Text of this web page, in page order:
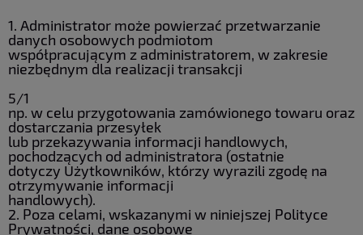
1. Administrator może powierzać przetwarzanie
danych osobowych podmiotom
współpracującym z administratorem, w zakresie
niezbędnym dla realizacji transakcji
5/1
np. w celu przygotowania zamówionego towaru oraz
dostarczania przesyłek
lub przekazywania informacji handlowych,
pochodzących od administratora (ostatnie
dotyczy Użytkowników, którzy wyrazili zgodę na
otrzymywanie informacji
handlowych).
2. Poza celami, wskazanymi w niniejszej Polityce
Prywatności, dane osobowe